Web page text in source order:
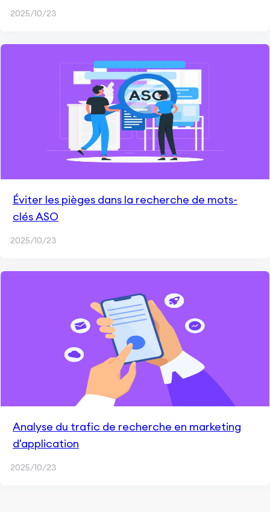
2025/10/23
Éviter les pièges dans la recherche de mots-
clés ASO
2025/10/23
Analyse du trafic de recherche en marketing
d'application
2025/10/23